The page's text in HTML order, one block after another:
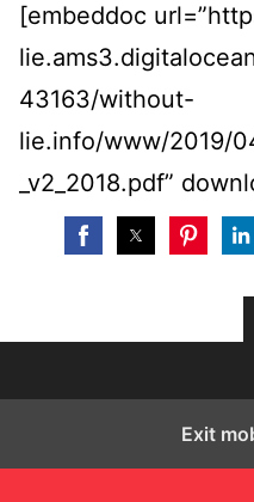
[embeddoc
43163/without-
lie.info/www/2019/
_v2_2018.pdf”
Exit